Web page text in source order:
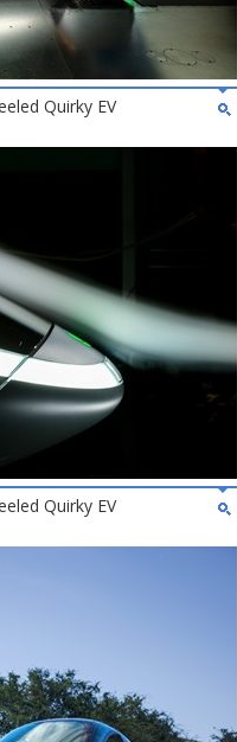
Quirky EV
Quirky EV